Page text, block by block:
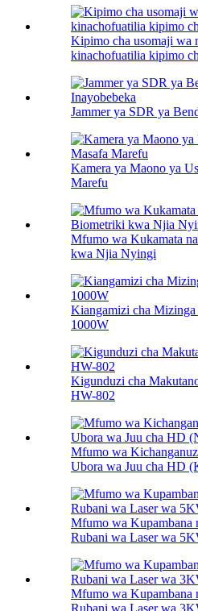
Kipimo cha usomaji wa
kinachofuatilia kipimo
Jammer ya SDR ya
Kamera ya Maono ya
Marefu
Mfumo wa Kukamata
kwa Njia Nyingi
Kiangamizi cha
1000W
Kigunduzi cha
HW-802
Mfumo wa
Ubora wa Juu cha HD
Mfumo wa Kupambana
Rubani wa Laser wa
Mfumo wa Kupambana